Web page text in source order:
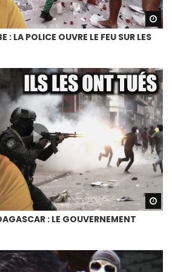
LA POLICE OUVRE LE FEU SUR LES
: LE GOUVERNEMENT